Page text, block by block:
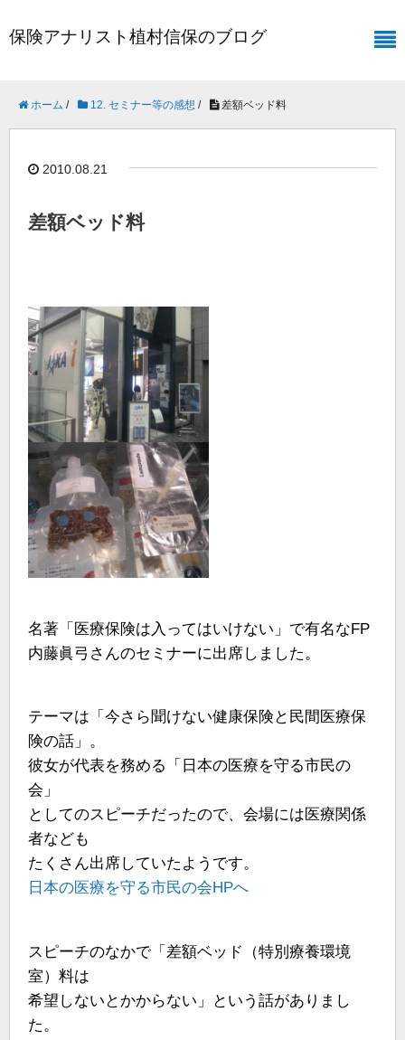
保険アナリスト植村信保のブログ
ホーム / 12. セミナー等の感想 / 差額ベッド料
2010.08.21
差額ベッド料
名著「医療保険は入ってはいけない」で有名なFP
内藤眞弓さんのセミナーに出席しました。
テーマは「今さら聞けない健康保険と民間医療保
険の話」。
彼女が代表を務める「日本の医療を守る市民の
会」
としてのスピーチだったので、会場には医療関係
者なども
たくさん出席していたようです。
日本の医療を守る市民の会HPへ
スピーチのなかで「差額ベッド（特別療養環境
室）料は
希望しないとかからない」という話がありまし
た。